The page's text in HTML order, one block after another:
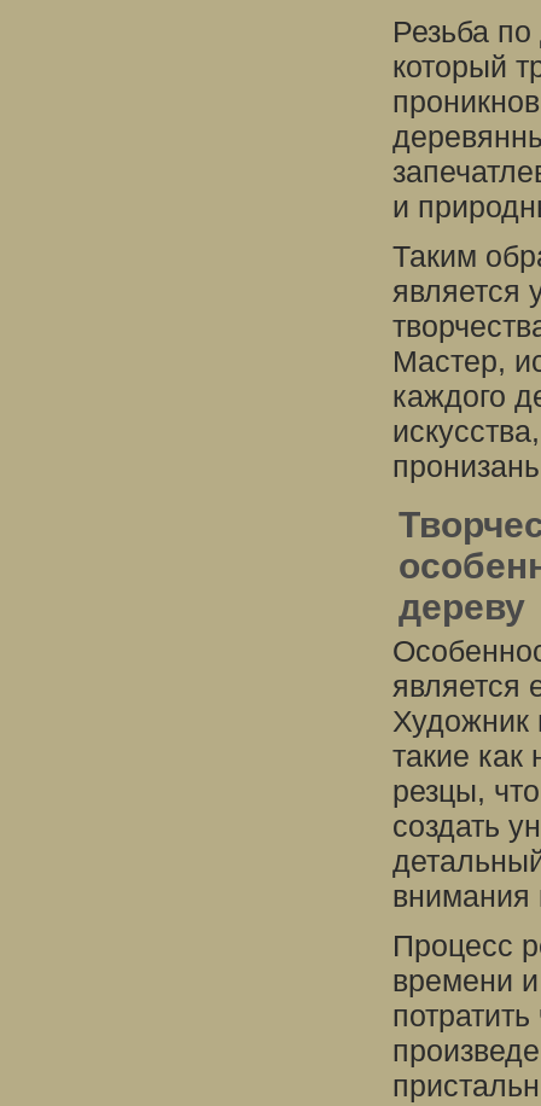
Резьба по
который
и
Таким
является
Мастер,
каждого
дереву
является
Художник
такие
резцы,
создать
внимания
Процесс
времени